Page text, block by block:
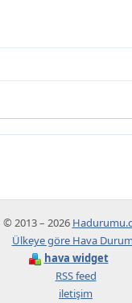
© 2013 – 2026
Ülkeye göre Hava
hava widget
RSS feed
iletişim